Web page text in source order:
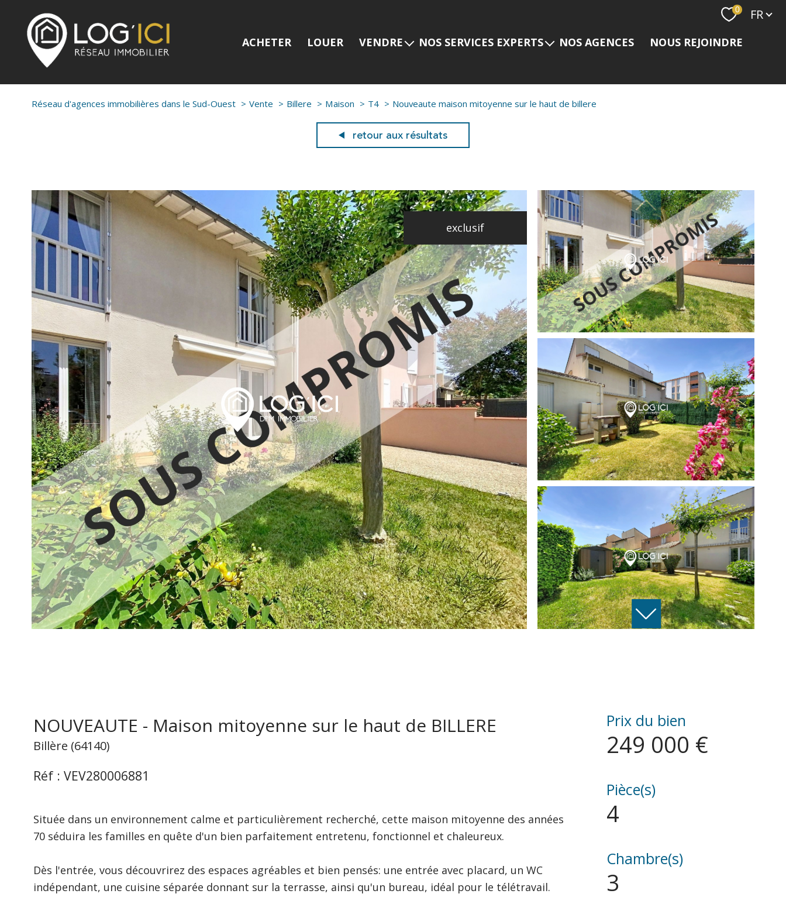
0 Langue
FR
ACHETER LOUER VENDRE
Nos dernières ventes
NOS SERVICES EXPERTS
Viager
NOS AGENCES NOUS REJOINDRE
Réseau d'agences immobilières dans le Sud-Ouest Vente Billere Maison T4 Nouveaute maison mitoyenne sur le haut de billere
retour aux résultats
exclusif
NOUVEAUTE - Maison mitoyenne sur le haut de BILLERE
Billère (64140)
Réf : VEV280006881
Située dans un environnement calme et particulièrement recherché, cette maison mitoyenne des années
70 séduira les familles en quête d'un bien parfaitement entretenu, fonctionnel et chaleureux.
Dès l'entrée, vous découvrirez des espaces agréables et bien pensés: une entrée avec placard, un WC
indépendant, une cuisine séparée donnant sur la terrasse, ainsi qu'un bureau, idéal pour le télétravail.
Prix du bien
249 000 €
Pièce(s)
4
Chambre(s)
3